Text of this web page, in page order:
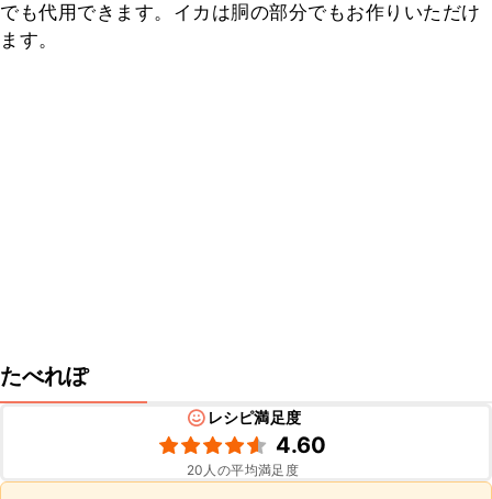
でも代用できます。イカは胴の部分でもお作りいただけ
ます。
たべれぽ
レシピ満足度
4.60
20 人の平均満足度